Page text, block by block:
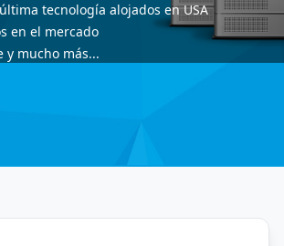
cuotas
y fácil de usar
en el mercado
tecnología alojados en USA
en el mercado
y mucho más...